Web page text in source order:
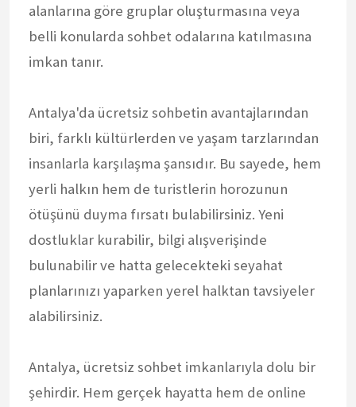
alanlarına göre gruplar oluşturmasına veya
belli konularda sohbet odalarına katılmasına
imkan tanır.
Antalya'da ücretsiz sohbetin avantajlarından
biri, farklı kültürlerden ve yaşam tarzlarından
insanlarla karşılaşma şansıdır. Bu sayede, hem
yerli halkın hem de turistlerin horozunun
ötüşünü duyma fırsatı bulabilirsiniz. Yeni
dostluklar kurabilir, bilgi alışverişinde
bulunabilir ve hatta gelecekteki seyahat
planlarınızı yaparken yerel halktan tavsiyeler
alabilirsiniz.
Antalya, ücretsiz sohbet imkanlarıyla dolu bir
şehirdir. Hem gerçek hayatta hem de online